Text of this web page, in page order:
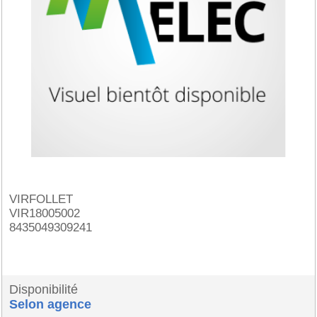
VIRFOLLET
VIR18005002
8435049309241
Disponibilité
Selon agence